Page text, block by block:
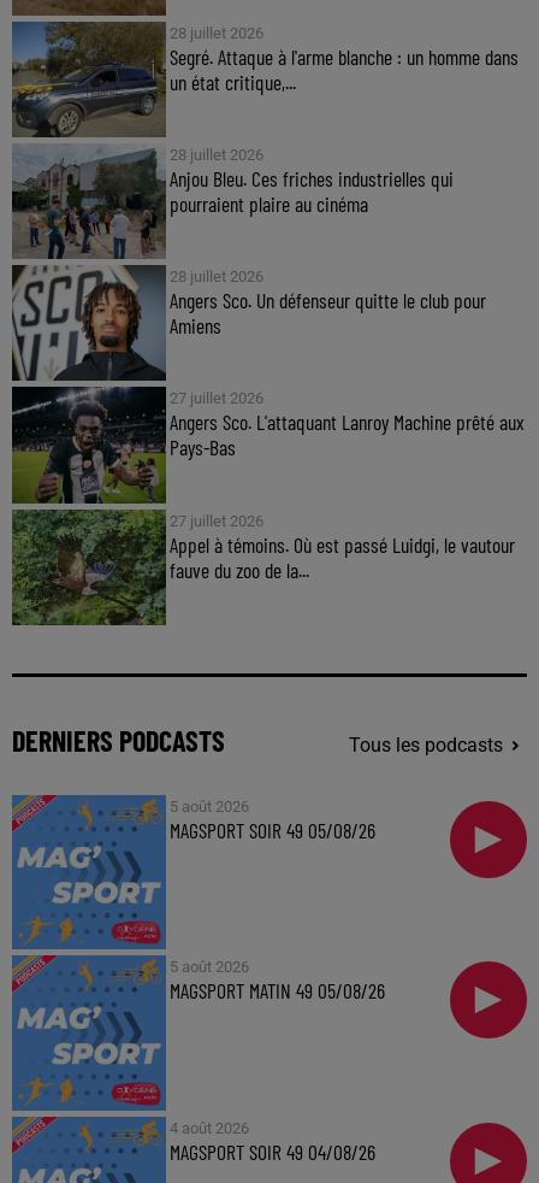
28 juillet 2026
Segré. Attaque à l'arme blanche : un homme dans
un état critique,...
28 juillet 2026
Anjou Bleu. Ces friches industrielles qui
pourraient plaire au cinéma
28 juillet 2026
Angers Sco. Un défenseur quitte le club pour
Amiens
27 juillet 2026
Angers Sco. L'attaquant Lanroy Machine prêté aux
Pays-Bas
27 juillet 2026
Appel à témoins. Où est passé Luidgi, le vautour
fauve du zoo de la...
DERNIERS PODCASTS Tous les podcasts
5 août 2026
MAGSPORT SOIR 49 05/08/26
5 août 2026
MAGSPORT MATIN 49 05/08/26
4 août 2026
MAGSPORT SOIR 49 04/08/26